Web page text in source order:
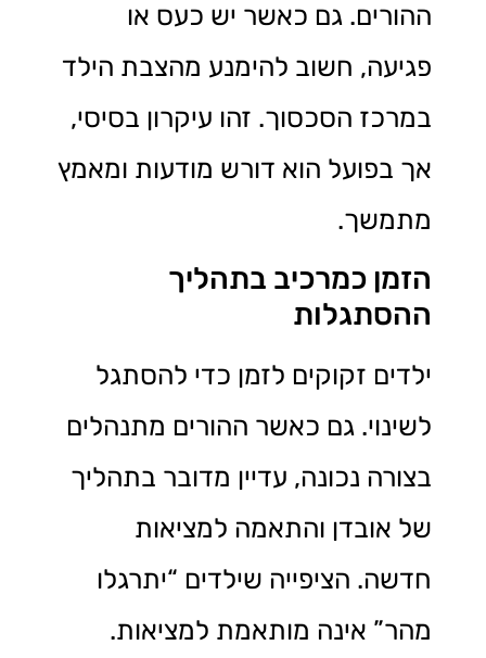
ההורים. גם כאשר יש כעס או
פגיעה, חשוב להימנע מהצבת הילד
במרכז הסכסוך. זהו עיקרון בסיסי,
אך בפועל הוא דורש מודעות ומאמץ
מתמשך.
הזמן כמרכיב בתהליך
ההסתגלות
ילדים זקוקים לזמן כדי להסתגל
לשינוי. גם כאשר ההורים מתנהלים
בצורה נכונה, עדיין מדובר בתהליך
של אובדן והתאמה למציאות
חדשה. הציפייה שילדים “יתרגלו
מהר” אינה מותאמת למציאות.